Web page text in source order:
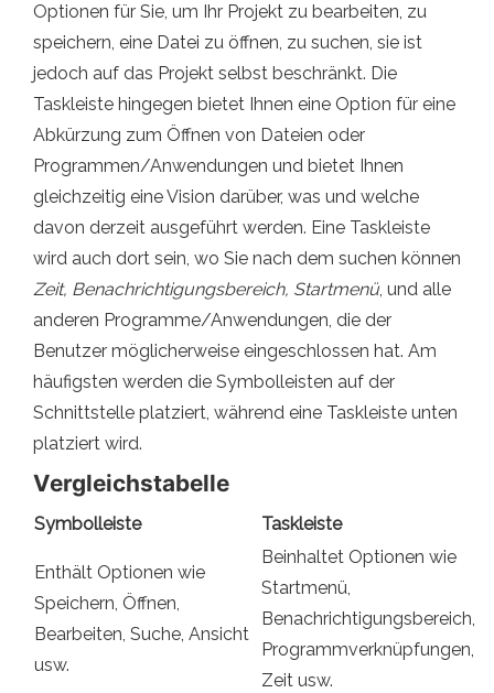
Optionen für Sie, um Ihr Projekt zu bearbeiten, zu
speichern, eine Datei zu öffnen, zu suchen, sie ist
jedoch auf das Projekt selbst beschränkt. Die
Taskleiste hingegen bietet Ihnen eine Option für eine
Abkürzung zum Öffnen von Dateien oder
Programmen/Anwendungen und bietet Ihnen
gleichzeitig eine Vision darüber, was und welche
davon derzeit ausgeführt werden. Eine Taskleiste
wird auch dort sein, wo Sie nach dem suchen können
Zeit, Benachrichtigungsbereich, Startmenü, und alle
anderen Programme/Anwendungen, die der
Benutzer möglicherweise eingeschlossen hat. Am
häufigsten werden die Symbolleisten auf der
Schnittstelle platziert, während eine Taskleiste unten
platziert wird.
Vergleichstabelle
Symbolleiste Taskleiste
Enthält Optionen wie
Speichern, Öffnen,
Bearbeiten, Suche, Ansicht
usw.
Beinhaltet Optionen wie
Startmenü,
Benachrichtigungsbereich,
Programmverknüpfungen,
Zeit usw.